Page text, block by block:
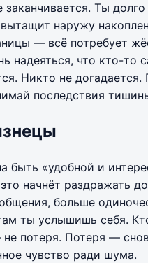
заканчивается. Ты
наружу
— всё потребует
надеяться, что кто-то
Никто не
последствия
быть «удобной и
начнёт раздражать
больше
ты услышишь себя.
потеря. Потеря —
чувство ради шума.